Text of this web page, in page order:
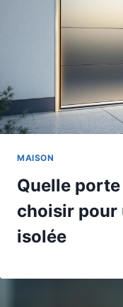
MAISON
Quelle
choisir pour
isolée